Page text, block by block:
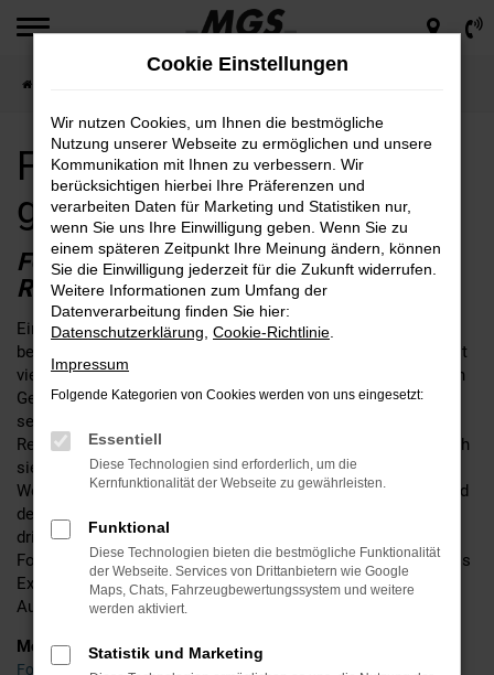
Zum
springen
Ford für Regensburg
günstig kaufen
FORD – EINE SEHR GUTE WAHL FÜR
REGENSBURG
Ein Ford passt nach Regensburg, daran kann kein Zweifel
bestehen. Fakt ist, dass die Fahrzeuge dieses Herstellers seit
vielen Jahren das Straßenbild prägen und sich im alltäglichen
Gebrauch perfekt bewähren. Wer seinen Ford bei MGS kauft,
setzt auf einen Autohändler mit fester Verankerung in der
Region rund um Regensburg. Unser Unternehmen ist an gleich
sieben Standorten für Sie da und schreibt bis heute familiäre
Werte groß. Wir legen großen Wert auf eine umfangreiche und
detaillierte Beratung und befinden uns mittlerweile in der
dritten Generation. Ins Leben gerufen wurde Ihr Händler für
Ford in Regensburg bereits im Jahr 1955 – seinerzeit noch als
Experte für Zweiräder, doch schon bald waren wir auch im
Autobereich tätig und sind es bis zum heutigen Tag.
Modelle
Ford Ecosport Regensburg
Cookie Einstellungen
Wir nutzen Cookies, um Ihnen die bestmögliche
Nutzung unserer Webseite zu ermöglichen und unsere
Kommunikation mit Ihnen zu verbessern. Wir
berücksichtigen hierbei Ihre Präferenzen und
verarbeiten Daten für Marketing und Statistiken nur,
wenn Sie uns Ihre Einwilligung geben. Wenn Sie zu
einem späteren Zeitpunkt Ihre Meinung ändern, können
Sie die Einwilligung jederzeit für die Zukunft widerrufen.
Weitere Informationen zum Umfang der
Datenverarbeitung finden Sie hier:
Datenschutzerklärung Cookie-Richtlinie
Impressum
Folgende Kategorien von Cookies werden von uns eingesetzt:
Essentiell
Diese Technologien sind erforderlich, um die
Kernfunktionalität der Webseite zu gewährleisten.
Funktional
Diese Technologien bieten die bestmögliche Funktionalität
der Webseite. Services von Drittanbietern wie Google
Maps, Chats, Fahrzeugbewertungssystem und weitere
werden aktiviert.
Statistik und Marketing